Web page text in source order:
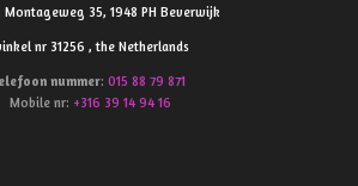
Montageweg 35, 1948 PH Beverwijk
nr 31256 , the Netherlands
nummer: 015 88 79 871
Mobile nr: +316 39 14 94 16